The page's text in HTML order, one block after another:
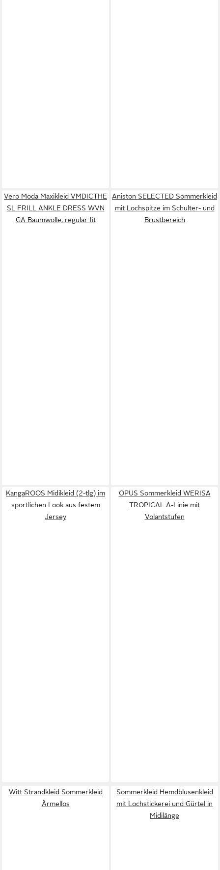
Vero Moda Maxikleid VMDICTHE
SL FRILL ANKLE DRESS WVN
GA Baumwolle, regular fit
Aniston SELECTED Sommerkleid
mit Lochspitze im Schulter- und
Brustbereich
KangaROOS Midikleid (2-tlg) im
sportlichen Look aus festem
Jersey
OPUS Sommerkleid WERISA
TROPICAL A-Linie mit
Volantstufen
Witt Strandkleid Sommerkleid
Ärmellos
Sommerkleid Hemdblusenkleid
mit Lochstickerei und Gürtel in
Midilänge